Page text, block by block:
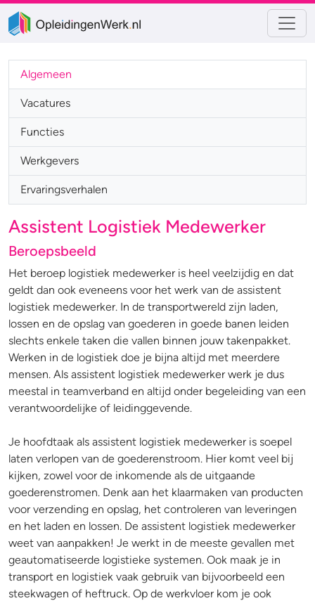
Algemeen
Vacatures
Functies
Werkgevers
Ervaringsverhalen
Assistent Logistiek Medewerker
Beroepsbeeld
Het beroep logistiek medewerker is heel veelzijdig en dat
geldt dan ook eveneens voor het werk van de assistent
logistiek medewerker. In de transportwereld zijn laden,
lossen en de opslag van goederen in goede banen leiden
slechts enkele taken die vallen binnen jouw takenpakket.
Werken in de logistiek doe je bijna altijd met meerdere
mensen. Als assistent logistiek medewerker werk je dus
meestal in teamverband en altijd onder begeleiding van een
verantwoordelijke of leidinggevende.
Je hoofdtaak als assistent logistiek medewerker is soepel
laten verlopen van de goederenstroom. Hier komt veel bij
kijken, zowel voor de inkomende als de uitgaande
goederenstromen. Denk aan het klaarmaken van producten
voor verzending en opslag, het controleren van leveringen
en het laden en lossen. De assistent logistiek medewerker
weet van aanpakken! Je werkt in de meeste gevallen met
geautomatiseerde logistieke systemen. Ook maak je in
transport en logistiek vaak gebruik van bijvoorbeeld een
steekwagen of heftruck. Op de werkvloer kom je ook